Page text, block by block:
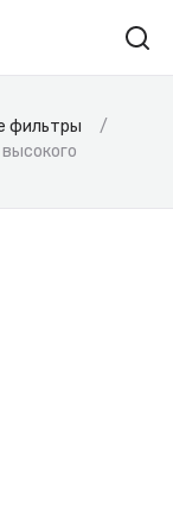
фильтры